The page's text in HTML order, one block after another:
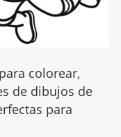
colorear,
de dibujos de
para